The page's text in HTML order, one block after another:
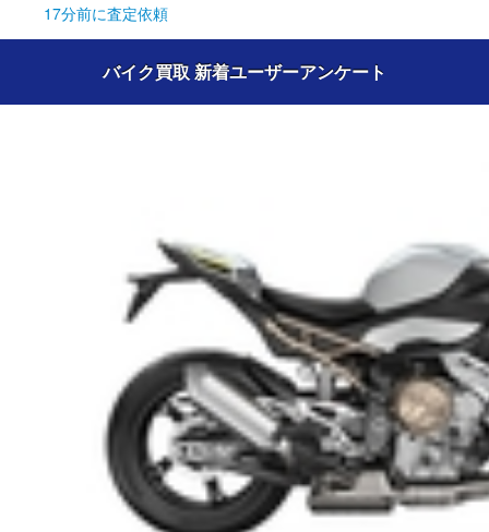
17分前に査定依頼
バイク買取 新着ユーザーアンケート